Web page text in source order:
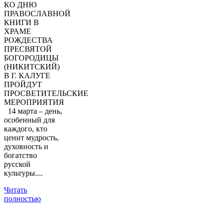
КО ДНЮ
ПРАВОСЛАВНОЙ
КНИГИ В
ХРАМЕ
РОЖДЕСТВА
ПРЕСВЯТОЙ
БОГОРОДИЦЫ
(НИКИТСКИЙ)
В Г. КАЛУГЕ
ПРОЙДУТ
ПРОСВЕТИТЕЛЬСКИЕ
МЕРОПРИЯТИЯ
14 марта – день,
особенный для
каждого, кто
ценит мудрость,
духовность и
богатство
русской
культуры....
Читать
полностью